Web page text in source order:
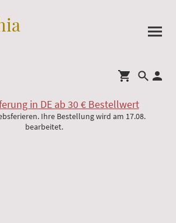
in DE ab 30 € Bestellwert
Ihre Bestellung wird am 17.08.
bearbeitet.